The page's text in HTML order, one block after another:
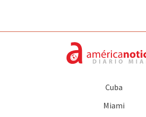
Cuba
Miami